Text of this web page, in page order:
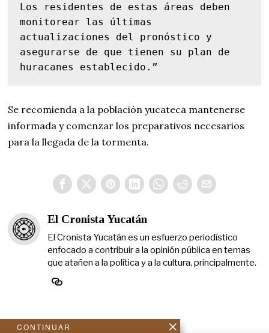
Los residentes de estas áreas deben
monitorear las últimas
actualizaciones del pronóstico y
asegurarse de que tienen su plan de
huracanes establecido.”
Se recomienda a la población yucateca mantenerse
informada y comenzar los preparativos necesarios
para la llegada de la tormenta.
El Cronista Yucatán
El Cronista Yucatán es un esfuerzo periodístico
enfocado a contribuir a la opinión pública en temas
que atañen a la política y a la cultura, principalmente.
CONTINUAR